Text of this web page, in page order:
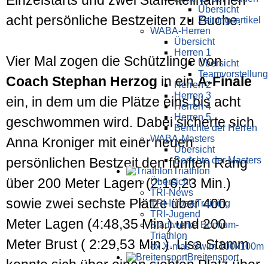
Übersicht
Zeitungsartikel
WABA-Herren
Übersicht
Herren 1
Übersicht
Teamvorstellung
Herren 2
Herren 3
Herren 4
Herren 5
Berichte der Herren
WABA-Masters
Übersicht
Berichte der Masters
Triathlon
Übersicht
TRI-News
TRI-Infos&Training
TRI-Jugend
Stadtwerke Bochum-
Triathlon
ex X-mas Swim 100x100m
Breiten­sport
acht persönliche Bestzeiten zu Buche.
Vier Mal zogen die Schützlinge von
Coach Stephan Herzog in einA-Finale
ein, in dem um die Plätze eins bis acht
geschwommen wird. Dabei sicherte sich
Anna Kroniger mit einer neuen
persönlichen Bestzeit den fünften Rang
über 200 Meter Lagen (2:16,23 Min.)
sowie zwei sechste Plätze über 400
Meter Lagen (4:48,35 Min.) und 200
Meter Brust ( 2:29,53 Min.). Lisa Stamm